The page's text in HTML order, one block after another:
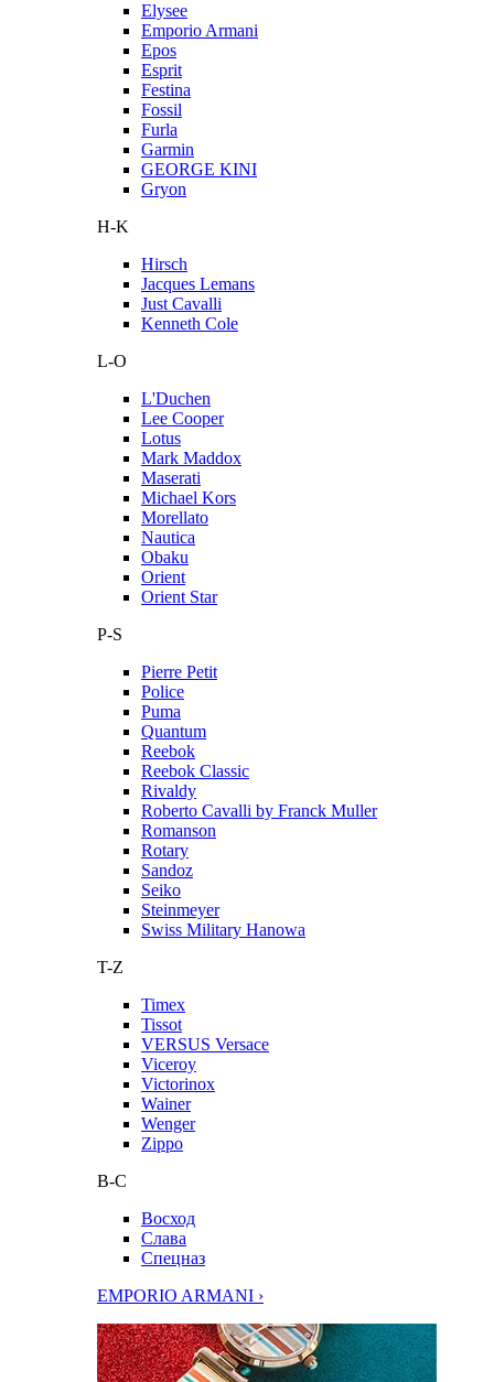
Elysee
Emporio Armani
Epos
Esprit
Festina
Fossil
Furla
Garmin
GEORGE KINI
Gryon
H-K
Hirsch
Jacques Lemans
Just Cavalli
Kenneth Cole
L-O
L'Duchen
Lee Cooper
Lotus
Mark Maddox
Maserati
Michael Kors
Morellato
Nautica
Obaku
Orient
Orient Star
P-S
Pierre Petit
Police
Puma
Quantum
Reebok
Reebok Classic
Rivaldy
Roberto Cavalli by Franck Muller
Romanson
Rotary
Sandoz
Seiko
Steinmeyer
Swiss Military Hanowa
T-Z
Timex
Tissot
VERSUS Versace
Viceroy
Victorinox
Wainer
Wenger
Zippo
В-С
Восход
Слава
Спецназ
EMPORIO ARMANI ›